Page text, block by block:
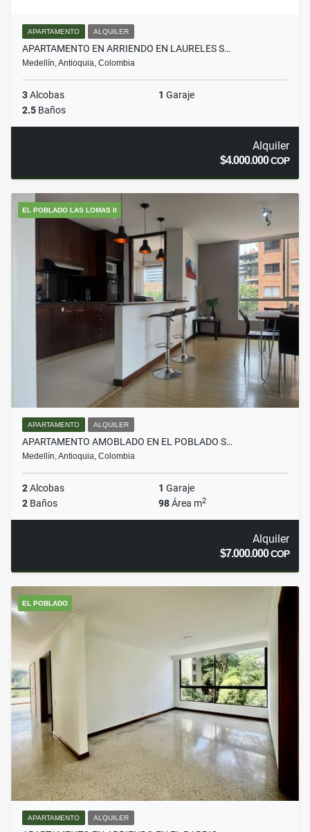
APARTAMENTO ALQUILER
APARTAMENTO EN ARRIENDO EN LAURELES S…
Medellín, Antioquia, Colombia
3Alcobas 1 Garaje
2.5 Baños
Alquiler
$4.000.000COP
EL POBLADO LAS LOMAS II
APARTAMENTO ALQUILER
APARTAMENTO AMOBLADO EN EL POBLADO S…
Medellín, Antioquia, Colombia
2Alcobas 1 Garaje
2 Baños 98Área m2
Alquiler
$7.000.000COP
EL POBLADO
APARTAMENTO ALQUILER